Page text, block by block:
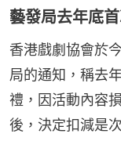
藝發局去年底
香港戲劇協會於
局的通知，稱去
禮，因活動內容
後，決定扣減是